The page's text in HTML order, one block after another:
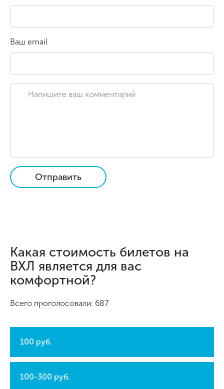
Ваш email
Отправить
Какая стоимость билетов на
ВХЛ является для вас
комфортной?
Всего проголосовали: 687
100 руб.
100-300 руб.